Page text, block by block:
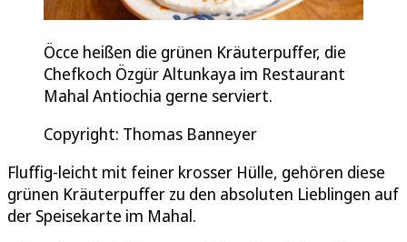
Öcce heißen die grünen Kräuterpuffer, die
Chefkoch Özgür Altunkaya im Restaurant
Mahal Antiochia gerne serviert.
Copyright: Thomas Banneyer
Fluffig-leicht mit feiner krosser Hülle, gehören diese
grünen Kräuterpuffer zu den absoluten Lieblingen auf
der Speisekarte im Mahal.